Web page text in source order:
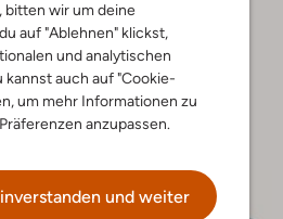
bitten wir um deine
auf "Ablehnen" klickst,
und analytischen
kannst auch auf "Cookie-
um mehr Informationen zu
anzupassen.
und weiter